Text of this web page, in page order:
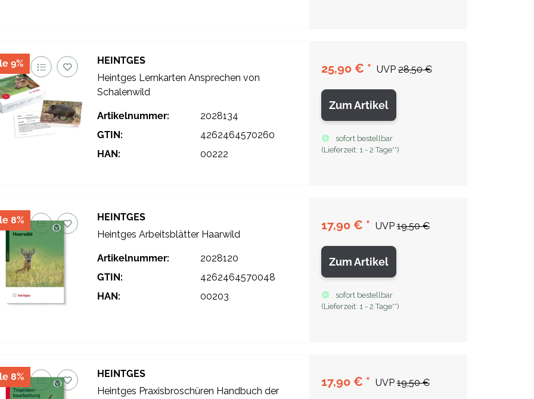
9%
HEINTGES
Heintges Lernkarten Ansprechen von
Schalenwild
Artikelnummer:
2028134
GTIN:
4262464570260
HAN:
00222
25,90 € * UVP 28,50 €
Zum Artikel
sofort bestellbar
(Lieferzeit: 1 - 2 Tage**)
8%
HEINTGES
Heintges Arbeitsblätter Haarwild
Artikelnummer:
2028120
GTIN:
4262464570048
HAN:
00203
17,90 € * UVP 19,50 €
Zum Artikel
sofort bestellbar
(Lieferzeit: 1 - 2 Tage**)
8%
HEINTGES
Heintges Praxisbroschüren Handbuch der
17,90 € * UVP 19,50 €